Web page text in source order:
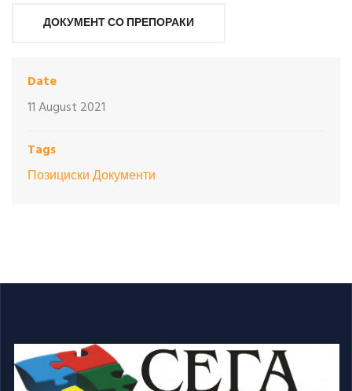
ДОКУМЕНТ СО ПРЕПОРАКИ
Date
11 August 2021
Tags
Позициски Документи